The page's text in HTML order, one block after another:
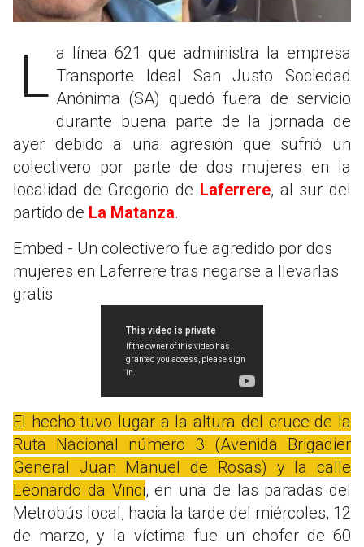
La línea 621 que administra la empresa Transporte Ideal San Justo Sociedad
Anónima (SA) quedó fuera de servicio
durante buena parte de la jornada de
ayer debido a una agresión que sufrió un
colectivero por parte de dos mujeres en la
localidad de Gregorio de Laferrere, al sur del
partido de La Matanza.
Embed - Un colectivero fue agredido por dos
mujeres en Laferrere tras negarse a llevarlas
gratis
El hecho tuvo lugar a la altura del cruce de la
Ruta Nacional número 3 (Avenida Brigadier
General Juan Manuel de Rosas) y la calle
Leonardo da Vinci, en una de las paradas del
Metrobús local, hacia la tarde del miércoles, 12
de marzo, y la víctima fue un chofer de 60